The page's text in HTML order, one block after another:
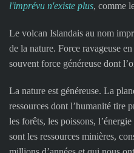
l'imprévu n'existe plus, comme
Le volcan Islandais au nom
de la nature. Force ravageuse
souvent force généreuse dont
La nature est généreuse. La
ressources dont l’humanité tire
les forêts, les poissons,
sont les ressources minières,